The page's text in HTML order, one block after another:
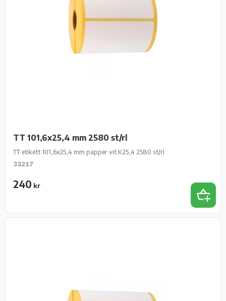
TT 101,6x25,4 mm 2580 st/rl
TT etikett 101,6x25,4 mm papper vit K25,4 2580 st/rl
33217
240 kr